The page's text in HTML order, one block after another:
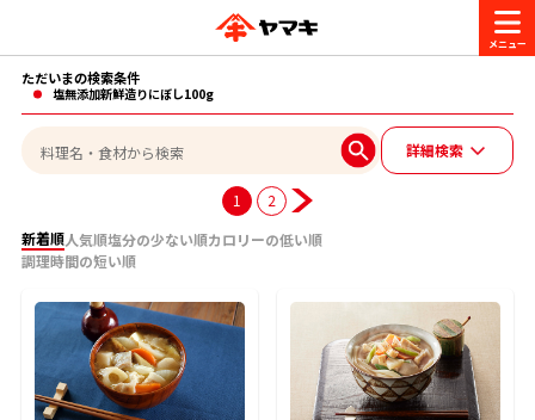
商品情報
レシピ
おいしいレシピを探す
おいしいレシピトップ
主食レシピ
かつお節・だしを楽しむ
かつお節・だしを知る
だしの取り方
CM・キャンペーン
企業・採用情報
ただいまの検索条件
塩無添加新鮮造りにぼし100g
詳細検索
1
2
新着順人気順塩分の少ない順カロリーの低い順
調理時間の短い順